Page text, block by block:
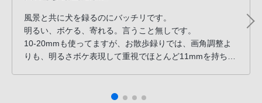
風景と共に犬を録るのにバッチリです。
明るい、ボケる、寄れる。言うこと無しです。
10-20mmも使ってますが、お散歩録りでは、画角調整よ
りも、明るさボケ表現して重視でほとんど11mmを持ち出
現場での画角調整が必須になる演奏録画には10-20mm